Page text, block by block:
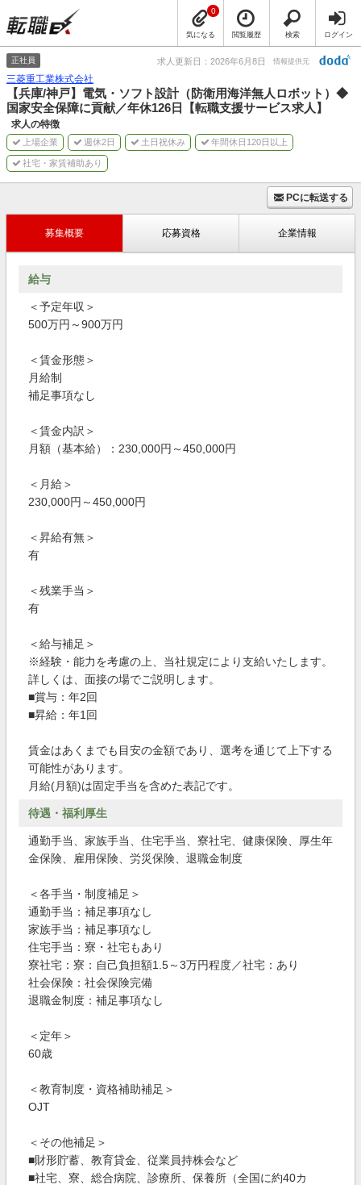
気になる
0
閲覧履歴 検索 ログイン
正社員 求人更新日：2026年6月8日 情報提供元
三菱重工業株式会社
【兵庫/神戸】電気・ソフト設計（防衛用海洋無人ロボット）◆
国家安全保障に貢献／年休126日【転職支援サービス求人】
求人の特徴
上場企業 週休2日 土日祝休み 年間休日120日以上
社宅・家賃補助あり
PCに転送する
募集概要 応募資格 企業情報
給与
＜予定年収＞
500万円～900万円
＜賃金形態＞
月給制
補足事項なし
＜賃金内訳＞
月額（基本給）：230,000円～450,000円
＜月給＞
230,000円～450,000円
＜昇給有無＞
有
＜残業手当＞
有
＜給与補足＞
※経験・能力を考慮の上、当社規定により支給いたします。
詳しくは、面接の場でご説明します。
■賞与：年2回
■昇給：年1回
賃金はあくまでも目安の金額であり、選考を通じて上下する
可能性があります。
月給(月額)は固定手当を含めた表記です。
待遇・福利厚生
通勤手当、家族手当、住宅手当、寮社宅、健康保険、厚生年
金保険、雇用保険、労災保険、退職金制度
＜各手当・制度補足＞
通勤手当：補足事項なし
家族手当：補足事項なし
住宅手当：寮・社宅もあり
寮社宅：寮：自己負担額1.5～3万円程度／社宅：あり
社会保険：社会保険完備
退職金制度：補足事項なし
＜定年＞
60歳
＜教育制度・資格補助補足＞
OJT
＜その他補足＞
■財形貯蓄、教育貸金、従業員持株会など
■社宅、寮、総合病院、診療所、保養所（全国に約40カ